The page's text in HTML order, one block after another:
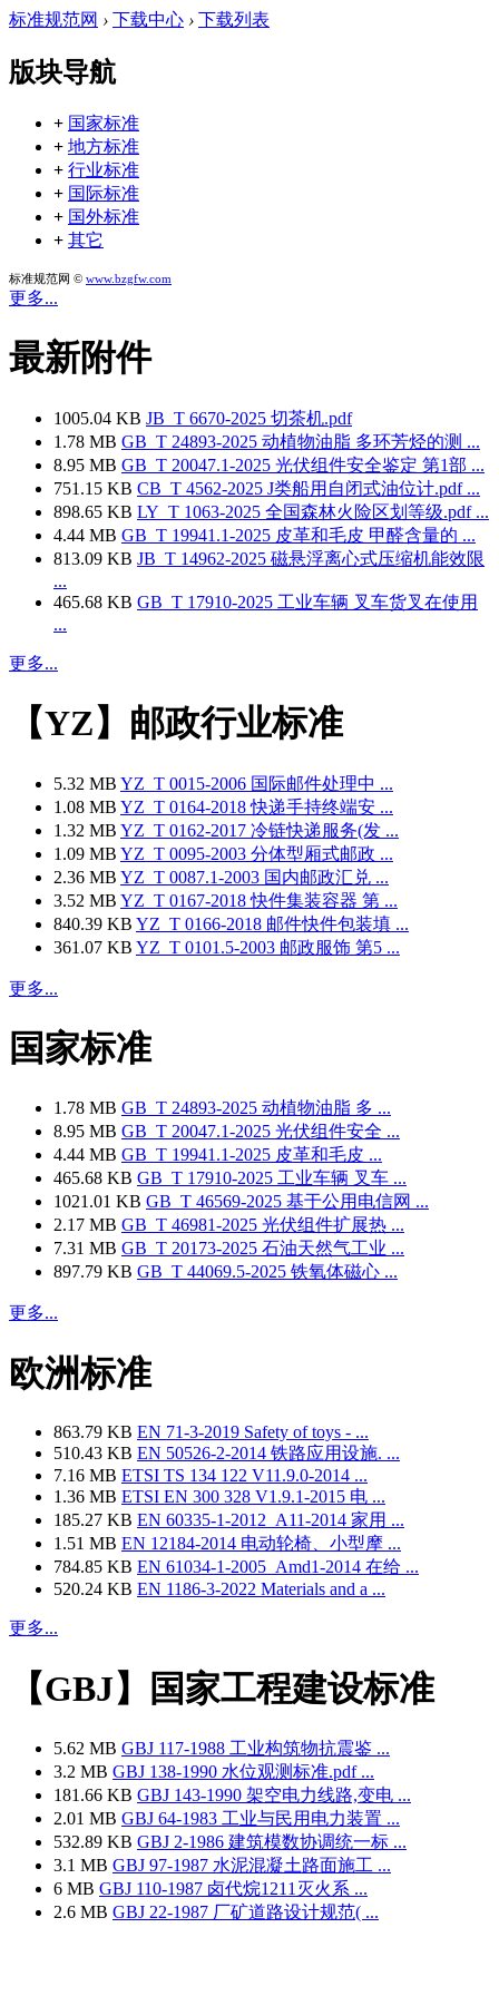
标准规范网 › 下载中心 › 下载列表
版块导航
+ 国家标准
+ 地方标准
+ 行业标准
+ 国际标准
+ 国外标准
+ 其它
标准规范网 © www.bzgfw.com
更多...
最新附件
1005.04 KB JB_T 6670-2025 切茶机.pdf
1.78 MB GB_T 24893-2025 动植物油脂 多环芳烃的测 ...
8.95 MB GB_T 20047.1-2025 光伏组件安全鉴定 第1部 ...
751.15 KB CB_T 4562-2025 J类船用自闭式油位计.pdf ...
898.65 KB LY_T 1063-2025 全国森林火险区划等级.pdf ...
4.44 MB GB_T 19941.1-2025 皮革和毛皮 甲醛含量的 ...
813.09 KB JB_T 14962-2025 磁悬浮离心式压缩机能效限
...
465.68 KB GB_T 17910-2025 工业车辆 叉车货叉在使用
...
更多...
【YZ】邮政行业标准
5.32 MB YZ_T 0015-2006 国际邮件处理中 ...
1.08 MB YZ_T 0164-2018 快递手持终端安 ...
1.32 MB YZ_T 0162-2017 冷链快递服务(发 ...
1.09 MB YZ_T 0095-2003 分体型厢式邮政 ...
2.36 MB YZ_T 0087.1-2003 国内邮政汇兑 ...
3.52 MB YZ_T 0167-2018 快件集装容器 第 ...
840.39 KB YZ_T 0166-2018 邮件快件包装填 ...
361.07 KB YZ_T 0101.5-2003 邮政服饰 第5 ...
更多...
国家标准
1.78 MB GB_T 24893-2025 动植物油脂 多 ...
8.95 MB GB_T 20047.1-2025 光伏组件安全 ...
4.44 MB GB_T 19941.1-2025 皮革和毛皮 ...
465.68 KB GB_T 17910-2025 工业车辆 叉车 ...
1021.01 KB GB_T 46569-2025 基于公用电信网 ...
2.17 MB GB_T 46981-2025 光伏组件扩展热 ...
7.31 MB GB_T 20173-2025 石油天然气工业 ...
897.79 KB GB_T 44069.5-2025 铁氧体磁心 ...
更多...
欧洲标准
863.79 KB EN 71-3-2019 Safety of toys - ...
510.43 KB EN 50526-2-2014 铁路应用设施. ...
7.16 MB ETSI TS 134 122 V11.9.0-2014 ...
1.36 MB ETSI EN 300 328 V1.9.1-2015 电 ...
185.27 KB EN 60335-1-2012_A11-2014 家用 ...
1.51 MB EN 12184-2014 电动轮椅、小型摩 ...
784.85 KB EN 61034-1-2005_Amd1-2014 在给 ...
520.24 KB EN 1186-3-2022 Materials and a ...
更多...
【GBJ】国家工程建设标准
5.62 MB GBJ 117-1988 工业构筑物抗震鉴 ...
3.2 MB GBJ 138-1990 水位观测标准.pdf ...
181.66 KB GBJ 143-1990 架空电力线路,变电 ...
2.01 MB GBJ 64-1983 工业与民用电力装置 ...
532.89 KB GBJ 2-1986 建筑模数协调统一标 ...
3.1 MB GBJ 97-1987 水泥混凝土路面施工 ...
6 MB GBJ 110-1987 卤代烷1211灭火系 ...
2.6 MB GBJ 22-1987 厂矿道路设计规范( ...